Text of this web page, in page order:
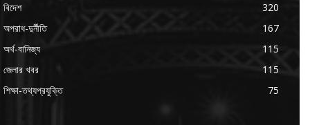
বিদেশ
320
অপরাধ-দুর্নীতি
167
অর্থ-বানিজ্য
115
জেলার খবর
115
শিক্ষা-তথ্যপ্রযুক্তি
75